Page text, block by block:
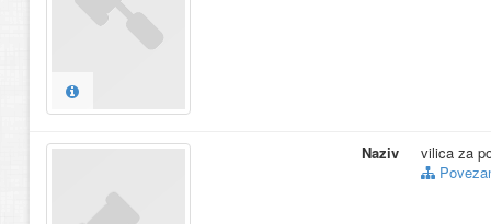
Naziv
vilica za